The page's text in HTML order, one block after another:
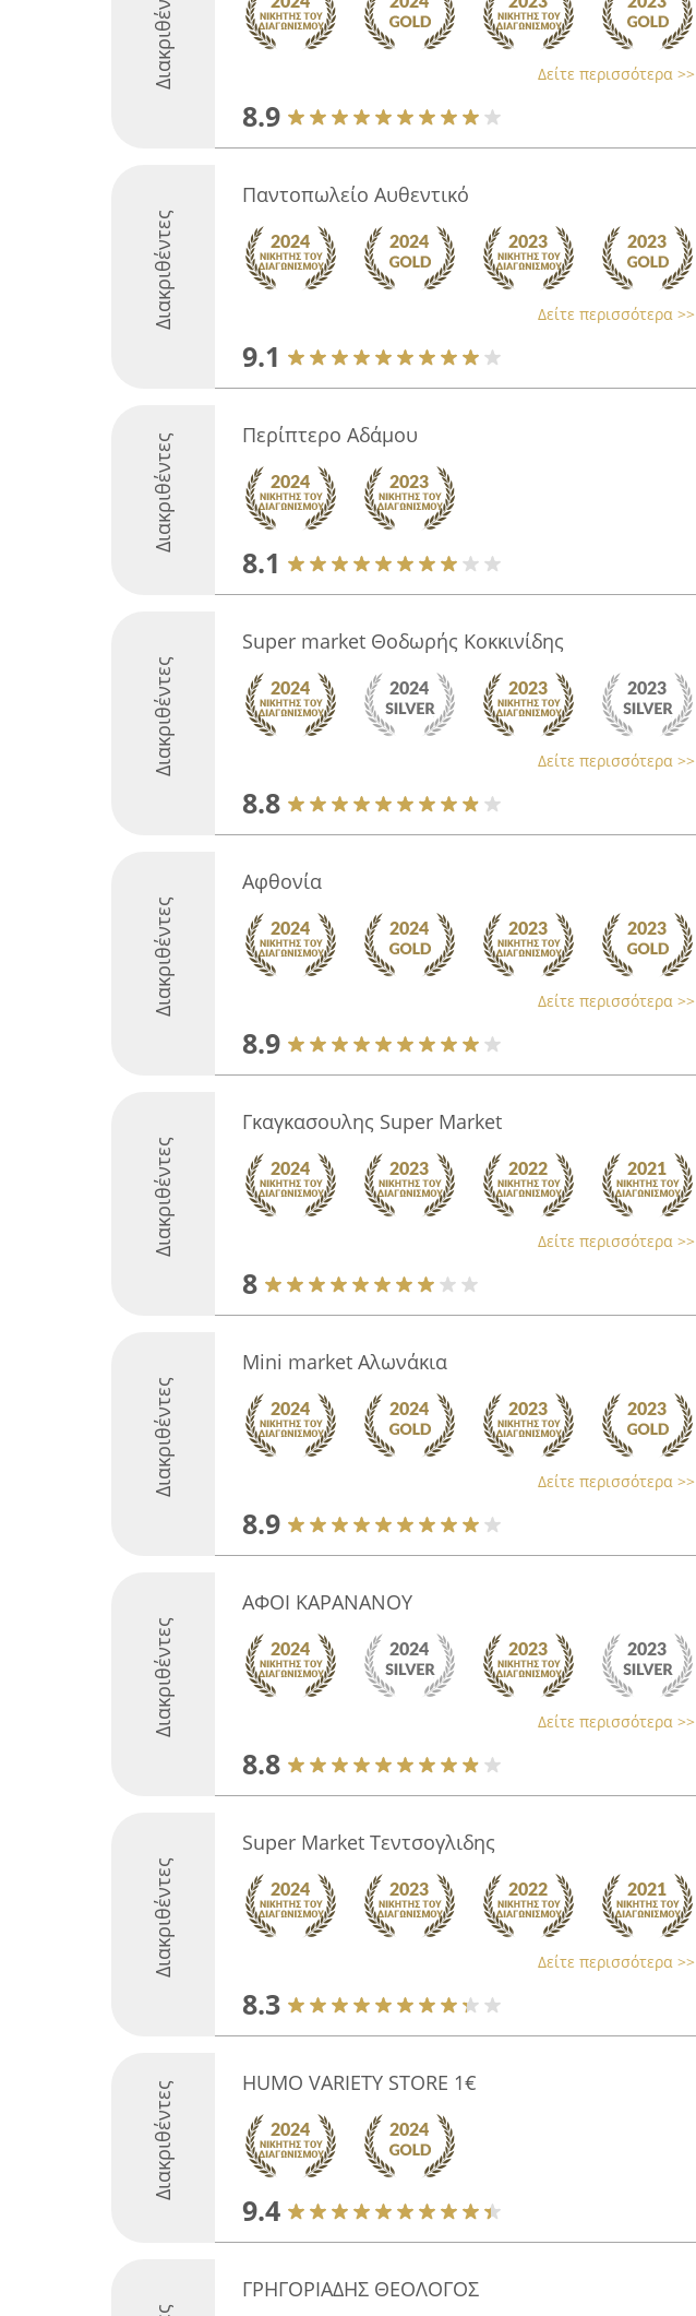
Διακριθέντες Δείτε περισσότερα >>
8.9
Διακριθέντες
Παντοπωλείο Αυθεντικό
Δείτε περισσότερα >>
9.1
Διακριθέντες Περίπτερο Αδάμου
8.1
Διακριθέντες
Super market Θοδωρής Κοκκινίδης
Δείτε περισσότερα >>
8.8
Διακριθέντες
Αφθονία
Δείτε περισσότερα >>
8.9
Διακριθέντες
Γκαγκασουλης Super Market
Δείτε περισσότερα >>
8
Διακριθέντες
Mini market Αλωνάκια
Δείτε περισσότερα >>
8.9
Διακριθέντες
ΑΦΟΙ ΚΑΡΑΝΑΝΟΥ
Δείτε περισσότερα >>
8.8
Διακριθέντες
Super Market Τεντσογλιδης
Δείτε περισσότερα >>
8.3
Διακριθέντες ΗUMO VARIETY STORE 1€
9.4
ΓΡΗΓΟΡΙΑΔΗΣ ΘΕΟΛΟΓΟΣ